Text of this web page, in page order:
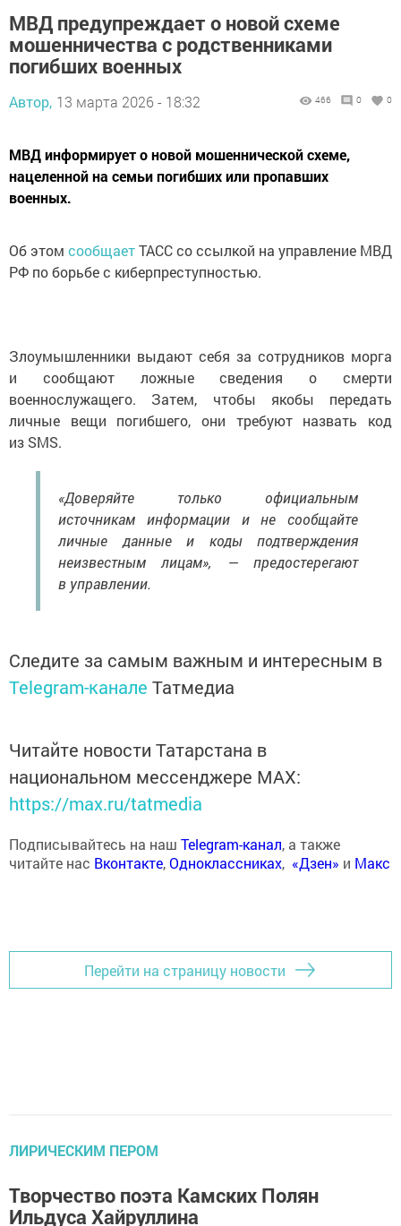
МВД предупреждает о новой схеме
мошенничества с родственниками
погибших военных
Автор, 13 марта 2026 - 18:32 466 0 0
МВД информирует о новой мошеннической схеме,
нацеленной на семьи погибших или пропавших
военных.
Об этом сообщаетТАСС со ссылкой на управление МВД
РФ по борьбе с киберпреступностью.
Злоумышленники выдают себя за сотрудников морга
и сообщают ложные сведения о смерти
военнослужащего. Затем, чтобы якобы передать
личные вещи погибшего, они требуют назвать код
из SMS.
«Доверяйте только официальным
источникам информации и не сообщайте
личные данные и коды подтверждения
неизвестным лицам», — предостерегают
в управлении.
Следите за самым важным и интересным в
Telegram-канале Татмедиа
Читайте новости Татарстана в
национальном мессенджере MАХ:
https://max.ru/tatmedia
Подписывайтесь на наш Telegram-канал, а также
читайте нас Вконтакте,Одноклассниках, «Дзен» и Макс
Перейти на страницу новости
ЛИРИЧЕСКИМ ПЕРОМ
Творчество поэта Камских Полян
Ильдуса Хайруллина